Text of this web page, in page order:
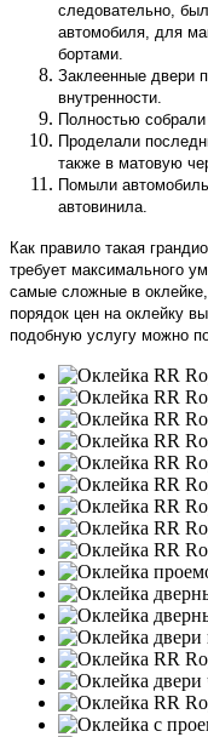
следовательно,
автомобиля, для
бортами.
Заклеенные двери
внутренности.
Полностью
Проделали
также в матовую
Помыли
автовинила.
Как правило такая
требует максимального
самые сложные в
порядок цен на оклейку
подобную услугу можно